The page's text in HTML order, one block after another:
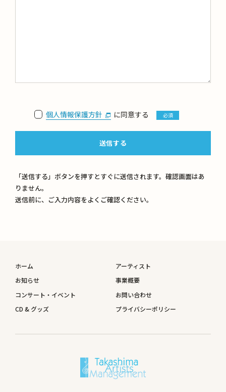
個人情報保護方針 に同意する 必須
「送信する」ボタンを押すとすぐに送信されます。確認画面はあ
りません。
送信前に、ご入力内容をよくご確認ください。
ホーム
お知らせ
コンサート・イベント
CD & グッズ
アーティスト
事業概要
お問い合わせ
プライバシーポリシー